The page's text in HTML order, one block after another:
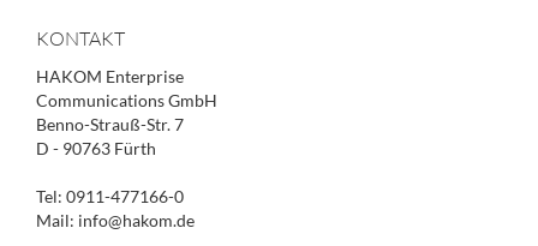
KONTAKT
HAKOM Enterprise
Communications GmbH
Benno-Strauß-Str. 7
D - 90763 Fürth
Tel: 0911-477166-0
Mail: info@hakom.de